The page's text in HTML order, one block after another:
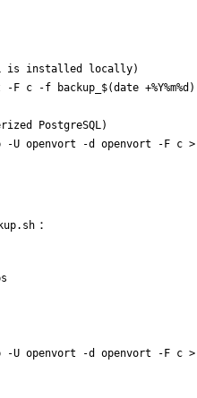
is installed locally)
c -f backup_$(date
PostgreSQL)
：
U openvort -d openvort -F c >